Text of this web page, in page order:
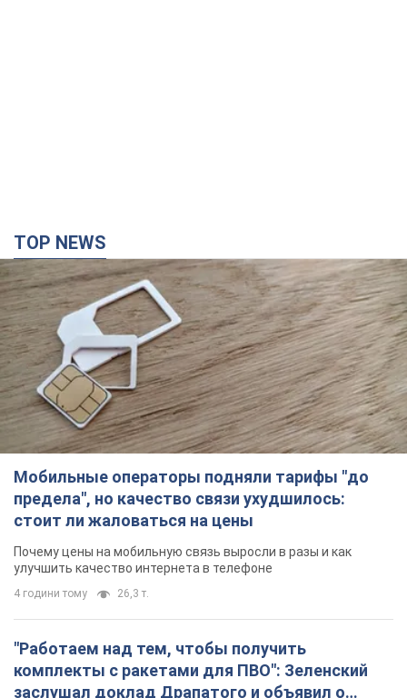
TOP NEWS
Мобильные операторы подняли тарифы "до
предела", но качество связи ухудшилось:
стоит ли жаловаться на цены
Почему цены на мобильную связь выросли в разы и как
улучшить качество интернета в телефоне
4 години тому 26,3 т.
"Работаем над тем, чтобы получить
комплекты с ракетами для ПВО": Зеленский
заслушал доклад Драпатого и объявил о